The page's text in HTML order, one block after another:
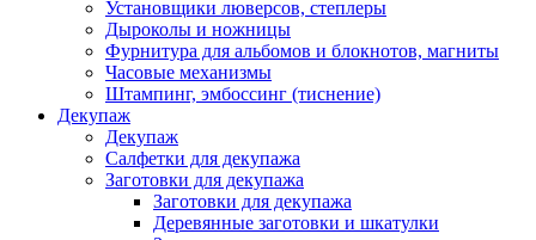
Установщики люверсов, степлеры
Дыроколы и ножницы
Фурнитура для альбомов и блокнотов, магниты
Часовые механизмы
Штампинг, эмбоссинг (тиснение)
Декупаж
Декупаж
Салфетки для декупажа
Заготовки для декупажа
Заготовки для декупажа
Деревянные заготовки и шкатулки